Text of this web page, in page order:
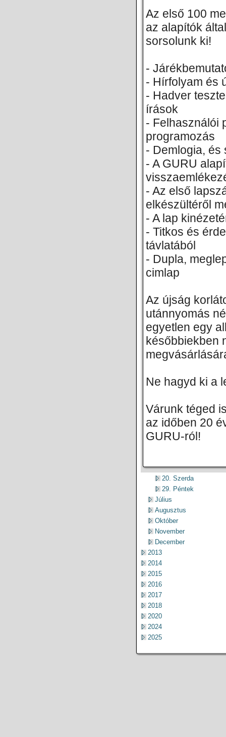
Az első 100
az alapítók
sorsolunk ki!
-
- Hírfolyam és
- Hadver
írások
- Felhasználói
programozás
- Demlogia, és
- A GURU
- Az első
elkészültéről
- A lap
- Titkos és
távlatából
- Dupla,
cimlap
Az újság
utánnyomás
egyetlen egy
későbbiekben
Ne hagyd ki a
Várunk téged
az időben 20
GURU-ról!
20. Szerda
29. Péntek
Július
Augusztus
Október
November
December
2013
2014
2015
2016
2017
2018
2020
2024
2025